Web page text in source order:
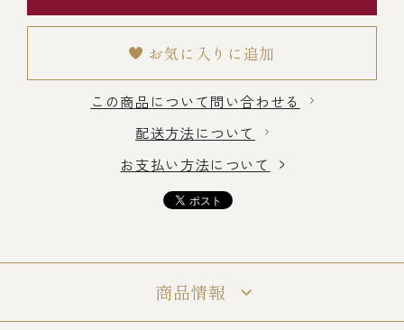
￥20,000～
お気に入りに追加
この商品について問い合わせる
配送方法について
お支払い方法について
商品情報